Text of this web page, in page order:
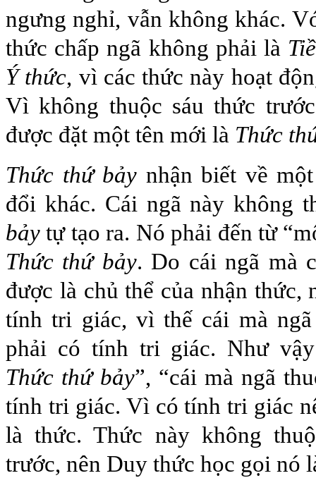
ngưng nghỉ, vẫn không khác.
thức chấp ngã không phải là
Ý thức, vì các thức này hoạt
Vì không thuộc sáu thức
được đặt một tên mới là Thức
Thức thứ bảy nhận biết về
đổi khác. Cái ngã này không
bảy tự tạo ra. Nó phải đến từ
Thức thứ bảy. Do cái ngã mà
được là chủ thể của nhận thức,
tính tri giác, vì thế cái mà
phải có tính tri giác. Như
Thức thứ bảy”, “cái mà ngã
tính tri giác. Vì có tính tri giác
là thức. Thức này không
trước, nên Duy thức học gọi nó